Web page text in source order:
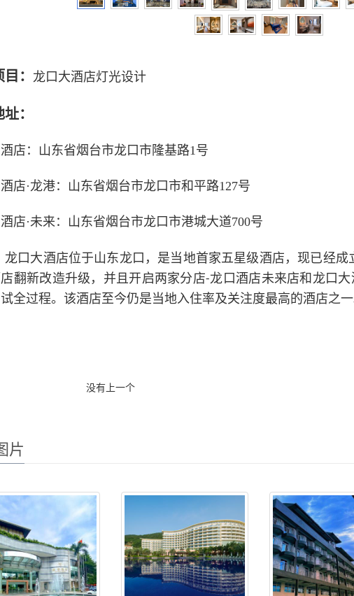
目： 龙口大酒店灯光设计
：
店：山东省烟台市龙口市隆基路1号
店·龙港：山东省烟台市龙口市和平路127号
店·未来：山东省烟台市龙口市港城大道700号
龙口大酒店位于山东龙口，是当地首家五星级酒店，现已经成
翻新改造升级，并且开启两家分店-龙口酒店未来店和龙口
全过程。该酒店至今仍是当地入住率及关注度最高的酒店之一
没有上一个
片